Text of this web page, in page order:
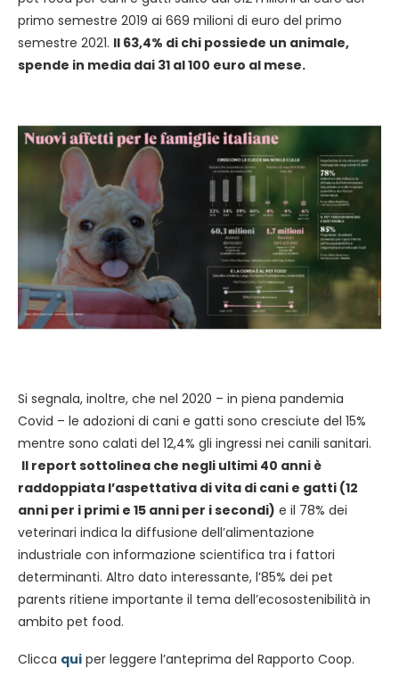
primo semestre 2019 ai 669 milioni di euro del primo
semestre 2021. Il 63,4% di chi possiede un animale,
spende in media dai 31 al 100 euro al mese.
Si segnala, inoltre, che nel 2020 – in piena pandemia
Covid – le adozioni di cani e gatti sono cresciute del 15%
mentre sono calati del 12,4% gli ingressi nei canili sanitari.
Il report sottolinea che negli ultimi 40 anni è
raddoppiata l’aspettativa di vita di cani e gatti (12
anni per i primi e 15 anni per i secondi) e il 78% dei
veterinari indica la diffusione dell’alimentazione
industriale con informazione scientifica tra i fattori
determinanti. Altro dato interessante, l’85% dei pet
parents ritiene importante il tema dell’ecosostenibilità in
ambito pet food.
Clicca qui per leggere l’anteprima del Rapporto Coop.